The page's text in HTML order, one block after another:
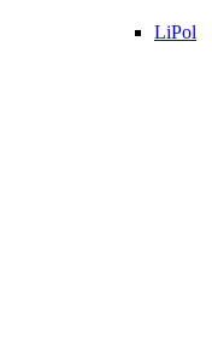
LiPol